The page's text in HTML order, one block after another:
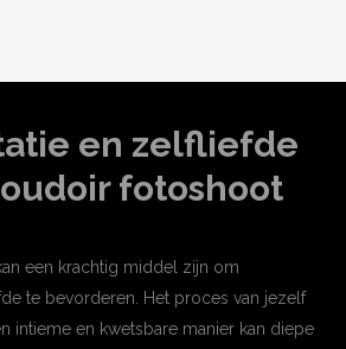
en zelfliefde
fotoshoot
een krachtig middel zijn om
te bevorderen. Het proces van jezelf
intieme en kwetsbare manier kan diepe